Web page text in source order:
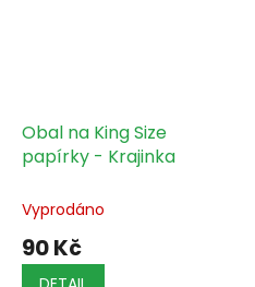
Obal na King Size
papírky - Krajinka
Vyprodáno
90 Kč